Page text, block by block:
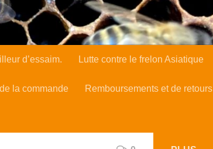
d’essaim. Lutte contre le frelon Asiatique
la commande Remboursements et de retours